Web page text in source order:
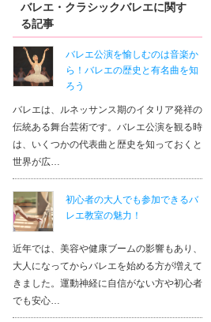
バレエ・クラシックバレエに関す
る記事
バレエ公演を愉しむのは音楽か
ら！バレエの歴史と有名曲を知
ろう
バレエは、ルネッサンス期のイタリア発祥の
伝統ある舞台芸術です。バレエ公演を観る時
は、いくつかの代表曲と歴史を知っておくと
世界が広…
初心者の大人でも参加できるバ
レエ教室の魅力！
近年では、美容や健康ブームの影響もあり、
大人になってからバレエを始める方が増えて
きました。運動神経に自信がない方や初心者
でも安心…